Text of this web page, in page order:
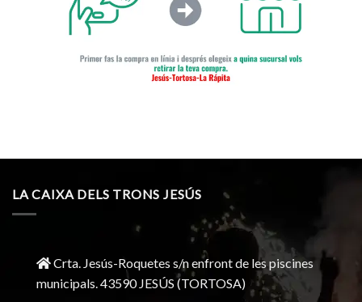
LA CAIXA DELS TRONS JESÚS
Crta. Jesús-Roquetes s/n enfront de les piscines
municipals. 43590 JESÚS (TORTOSA)